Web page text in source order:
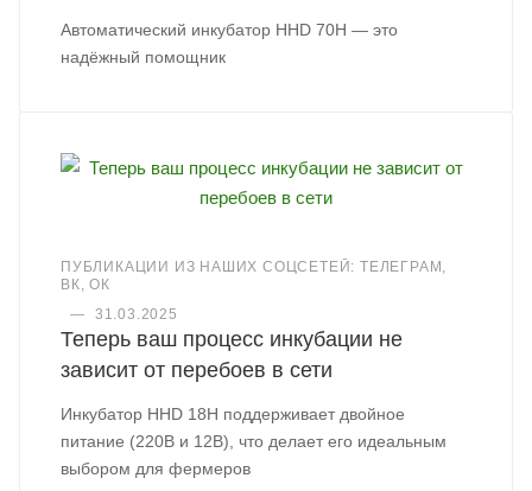
Автоматический инкубатор HHD 70H — это
надёжный помощник
ПУБЛИКАЦИИ ИЗ НАШИХ СОЦСЕТЕЙ: ТЕЛЕГРАМ,
ВК, ОК
—
31.03.2025
Теперь ваш процесс инкубации не
зависит от перебоев в сети
Инкубатор HHD 18H поддерживает двойное
питание (220В и 12В), что делает его идеальным
выбором для фермеров